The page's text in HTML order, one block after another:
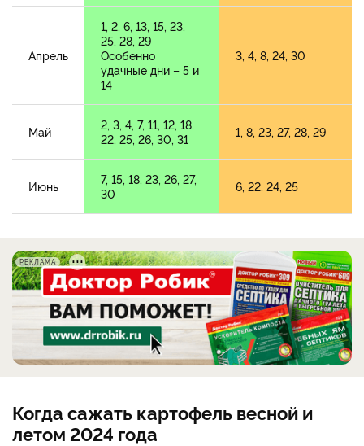
Апрель
1, 2, 6, 13, 15, 23,
25, 28, 29
Особенно
удачные дни – 5 и
14
3, 4, 8, 24, 30
Май
2, 3, 4, 7, 11, 12, 18,
22, 25, 26, 30, 31
1, 8, 23, 27, 28, 29
Июнь
7, 15, 18, 23, 26, 27,
30
6, 22, 24, 25
РЕКЛАМА
Когда сажать картофель весной и
летом 2024 года